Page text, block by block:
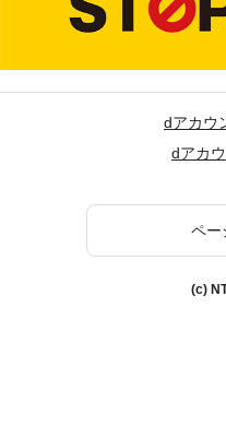
dアカウ
dアカ
ペー
(c)